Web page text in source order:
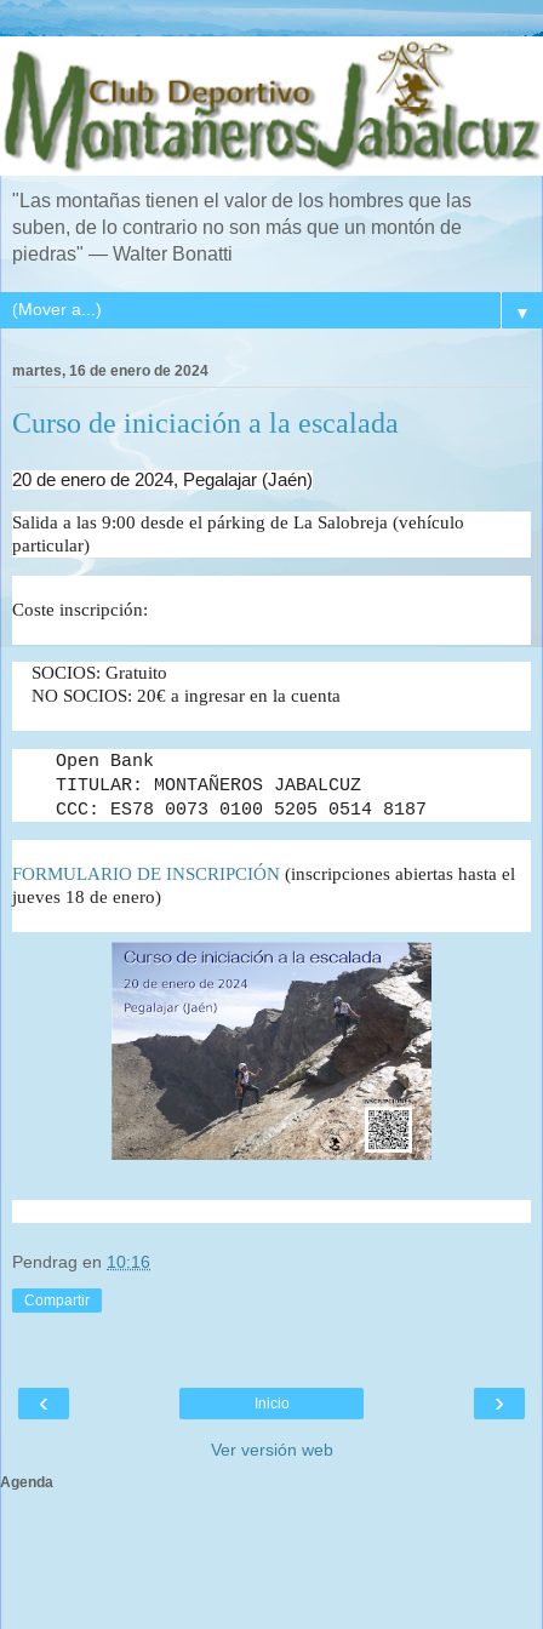
"Las montañas tienen el valor de los hombres que las
suben, de lo contrario no son más que un montón de
piedras" — Walter Bonatti
▼
martes, 16 de enero de 2024
Curso de iniciación a la escalada
20 de enero de 2024, Pegalajar (Jaén)
Salida a las 9:00 desde el párking de La Salobreja (vehículo
particular)
Coste inscripción:
SOCIOS: Gratuito
NO SOCIOS: 20€ a ingresar en la cuenta
Open Bank
TITULAR: MONTAÑEROS JABALCUZ
CCC: ES78 0073 0100 5205 0514 8187
FORMULARIO DE INSCRIPCIÓN (inscripciones abiertas hasta el
jueves 18 de enero)
Pendrag en 10:16
Compartir
‹ ›
Inicio
Ver versión web
Agenda